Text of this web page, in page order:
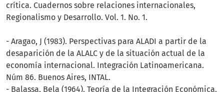
crítica. Cuadernos sobre relaciones internacionales,
Regionalismo y Desarrollo. Vol. 1. No. 1.
- Aragao, J (1983). Perspectivas para ALADI a partir de la
desaparición de la ALALC y de la situación actual de la
economía internacional. Integración Latinoamericana.
Núm 86. Buenos Aires, INTAL.
- Balassa, Bela (1964). Teoría de la Integración Económica.